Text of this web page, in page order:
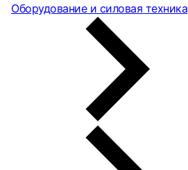
Оборудование и силовая техника